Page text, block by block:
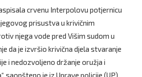
crvenu Interpolovu potjernicu
prisustva u krivičnim
njega vode pred Višim sudom u
da je izvršio krivična djela stvaranje
i nedozvoljeno držanje oružja i
saopšteno je iz Uprave policije (UP).